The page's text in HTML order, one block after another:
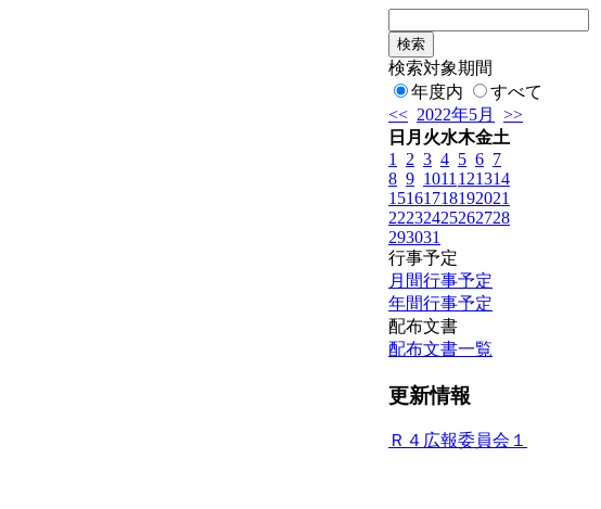
検索対象期間
年度内
すべて
<< 2022年5月
>>
日 月 火水木金土
1
2 3 4 5 6 7
8 9 1011 121314
15161718192021
22232425262728
293031
行事予定
月間行事予定
年間行事予定
配布文書
配布文書一覧
更新情報
Ｒ４広報委員会１